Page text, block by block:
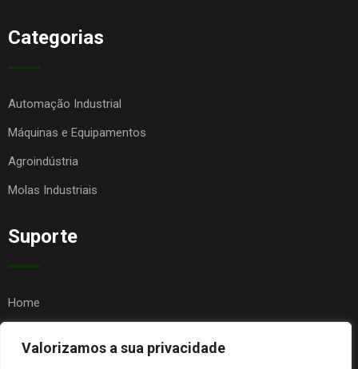
Valorizamos a sua privacidade
Categorias
Automação Industrial
Máquinas e Equipamentos
Agroindústria
Molas Industriais
Suporte
Home